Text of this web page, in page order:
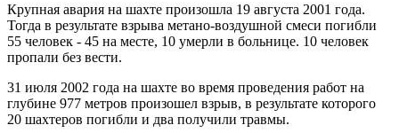
Крупная авария на шахте произошла 19 августа 2001 года.
Тогда в результате взрыва метано-воздушной смеси погибли
55 человек - 45 на месте, 10 умерли в больнице. 10 человек
пропали без вести.
31 июля 2002 года на шахте во время проведения работ на
глубине 977 метров произошел взрыв, в результате которого
20 шахтеров погибли и два получили травмы.